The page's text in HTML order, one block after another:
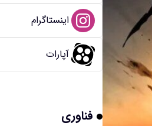
اینستاگرام
آپارات
فناوری